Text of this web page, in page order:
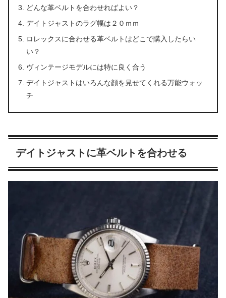
どんな革ベルトを合わせればよい？
デイトジャストのラグ幅は２０ｍｍ
ロレックスに合わせる革ベルトはどこで購入したらい
い？
ヴィンテージモデルには特に良く合う
デイトジャストはいろんな顔を見せてくれる万能ウォッ
チ
デイトジャストに革ベルトを合わせる